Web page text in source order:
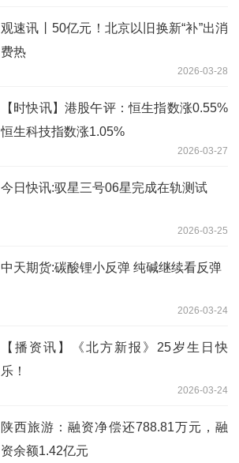
观速讯丨50亿元！北京以旧换新“补”出消
费热
2026-03-28
【时快讯】港股午评：恒生指数涨0.55%
恒生科技指数涨1.05%
2026-03-27
今日快讯:驭星三号06星完成在轨测试
2026-03-25
中天期货:碳酸锂小反弹 纯碱继续看反弹
2026-03-24
【播资讯】《北方新报》25岁生日快
乐！
2026-03-24
陕西旅游：融资净偿还788.81万元，融
资余额1.42亿元